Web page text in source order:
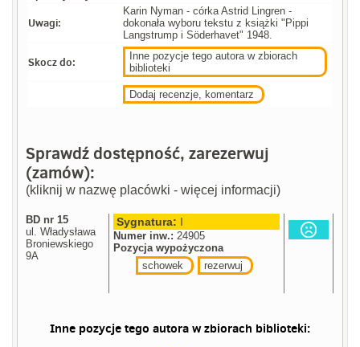
Uwagi:
Karin Nyman - córka Astrid Lingren -
dokonała wyboru tekstu z książki "Pippi
Langstrump i Söderhavet" 1948.
Skocz do:
Inne pozycje tego autora w zbiorach
biblioteki
Dodaj recenzje, komentarz
Sprawdź dostępność, zarezerwuj
(zamów):
(kliknij w nazwę placówki - więcej informacji)
BD nr 15
ul. Władysława
Broniewskiego
9A
Sygnatura: I
Numer inw.: 24905
Pozycja wypożyczona
schowek
rezerwuj
Inne pozycje tego autora w zbiorach biblioteki: